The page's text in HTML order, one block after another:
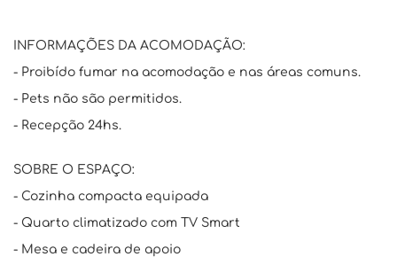
INFORMAÇÕES DA ACOMODAÇÃO:
- Proibído fumar na acomodação e nas áreas comuns.
- Pets não são permitidos.
- Recepção 24hs.
SOBRE O ESPAÇO:
- Cozinha compacta equipada
- Quarto climatizado com TV Smart
- Mesa e cadeira de apoio